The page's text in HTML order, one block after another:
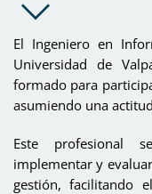
El Ingeniero en
Universidad de
formado para
asumiendo una
Este profesional
implementar y
gestión, facilitando